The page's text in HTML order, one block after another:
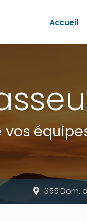
Accueil
355 Dom.